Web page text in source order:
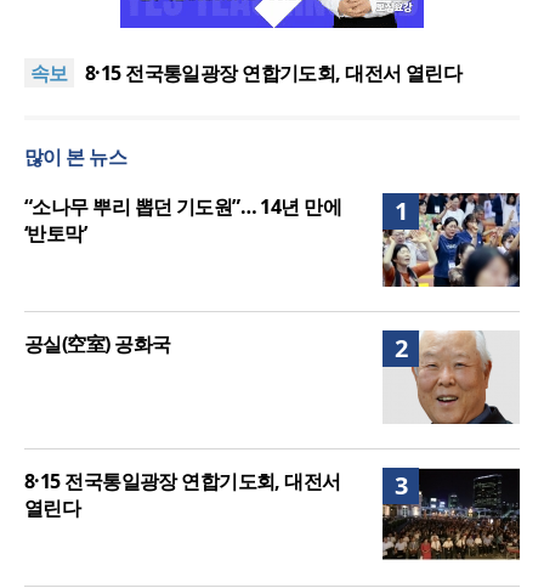
속보
한동대 RISE사업단, 포항 죽도시장 담은 로컬 매거진
8·15 전국통일광장 연합기도회, 대전서 열린다
여”
한동대 RISE사업단, 포항 죽도시장 담은 로컬 매거진
“광복절 맞아 자유 지키고 다음세대 위해 기도하자”
많이 본 뉴스
1
“소나무 뿌리 뽑던 기도원”… 14년 만에
‘반토막’
2
공실(空室) 공화국
3
8·15 전국통일광장 연합기도회, 대전서
열린다